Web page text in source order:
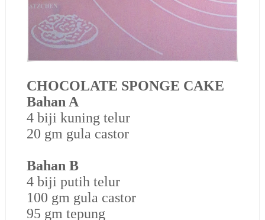
CHOCOLATE SPONGE CAKE
Bahan A
4 biji kuning telur
20 gm gula castor
Bahan B
4 biji putih telur
100 gm gula castor
95 gm tepung